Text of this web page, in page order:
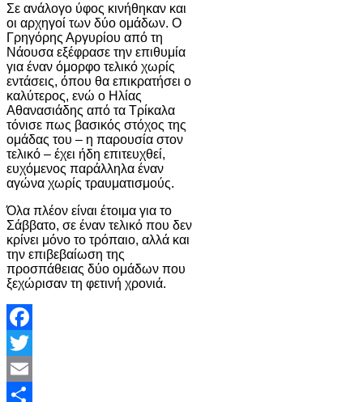
Σε ανάλογο ύφος κινήθηκαν και
οι αρχηγοί των δύο ομάδων. Ο
Γρηγόρης Αργυρίου από τη
Νάουσα εξέφρασε την επιθυμία
για έναν όμορφο τελικό χωρίς
εντάσεις, όπου θα επικρατήσει ο
καλύτερος, ενώ ο Ηλίας
Αθανασιάδης από τα Τρίκαλα
τόνισε πως βασικός στόχος της
ομάδας του – η παρουσία στον
τελικό – έχει ήδη επιτευχθεί,
ευχόμενος παράλληλα έναν
αγώνα χωρίς τραυματισμούς.
Όλα πλέον είναι έτοιμα για το
Σάββατο, σε έναν τελικό που δεν
κρίνει μόνο το τρόπαιο, αλλά και
την επιβεβαίωση της
προσπάθειας δύο ομάδων που
ξεχώρισαν τη φετινή χρονιά.
Facebook
Twitter
Email